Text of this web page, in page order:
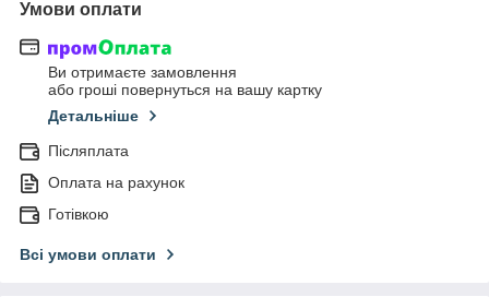
Умови оплати
Ви отримаєте замовлення
або гроші повернуться на вашу картку
Детальніше
Післяплата
Оплата на рахунок
Готівкою
Всі умови оплати